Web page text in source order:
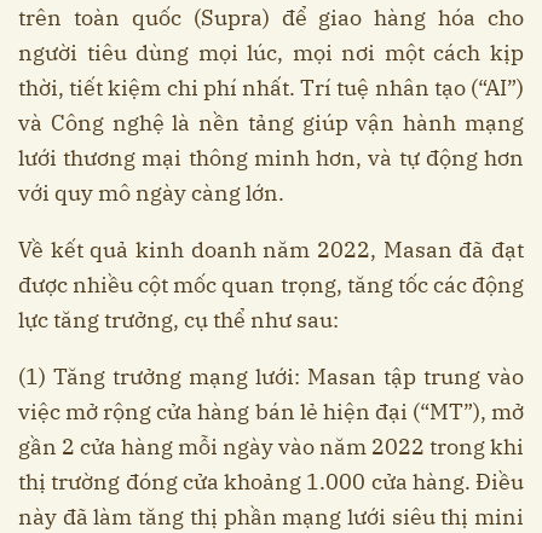
trên toàn quốc (Supra) để giao hàng hóa cho
người tiêu dùng mọi lúc, mọi nơi một cách kịp
thời, tiết kiệm chi phí nhất. Trí tuệ nhân tạo (“AI”)
và Công nghệ là nền tảng giúp vận hành mạng
lưới thương mại thông minh hơn, và tự động hơn
với quy mô ngày càng lớn.
Về kết quả kinh doanh năm 2022, Masan đã đạt
được nhiều cột mốc quan trọng, tăng tốc các động
lực tăng trưởng, cụ thể như sau:
(1) Tăng trưởng mạng lưới: Masan tập trung vào
việc mở rộng cửa hàng bán lẻ hiện đại (“MT”), mở
gần 2 cửa hàng mỗi ngày vào năm 2022 trong khi
thị trường đóng cửa khoảng 1.000 cửa hàng. Điều
này đã làm tăng thị phần mạng lưới siêu thị mini